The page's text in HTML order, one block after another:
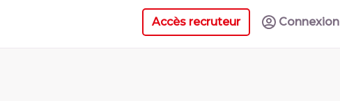
Accès recruteur Connexion